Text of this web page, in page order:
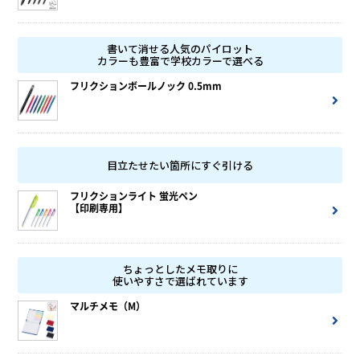
書いて消せる人気のパイロット
カラーも豊富で学校カラーで選べる
フリクションボールノック 0.5mm
目立たせたい箇所にすぐ引ける
フリクションライト 蛍光ペン
【印刷専用】
ちょっとしたメモ取りに
使いやすさで選ばれています
マルチメモ（M）